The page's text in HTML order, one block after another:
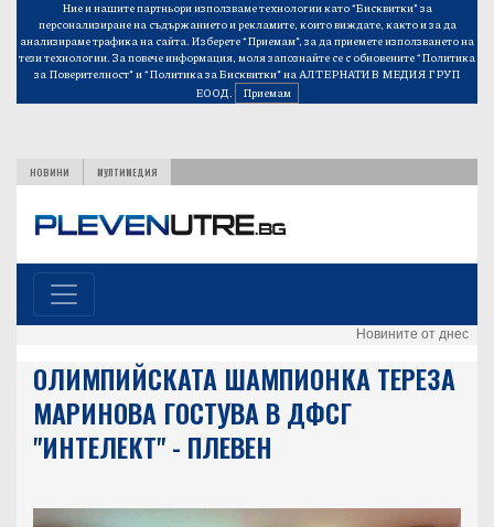
Ние и нашите партньори използваме технологии като “Бисквитки” за
персонализиране на съдържанието и рекламите, които виждате, както и за да
анализираме трафика на сайта. Изберете “Приемам”, за да приемете използването на
тези технологии. За повече информация, моля запознайте се с обновените“Политика
за Поверителност”и“Политика за Бисквитки”на АЛТЕРНАТИВ МЕДИЯ ГРУП
ЕООД.
Приемам
НОВИНИ МУЛТИМЕДИЯ
Новините от днес
ОЛИМПИЙСКАТА ШАМПИОНКА ТЕРЕЗА
МАРИНОВА ГОСТУВА В ДФСГ
"ИНТЕЛЕКТ" - ПЛЕВЕН